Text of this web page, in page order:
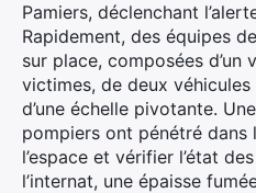
Pamiers, déclenchant
Rapidement, des équipes
sur place, composées d’un
victimes, de deux
d’une échelle pivotante.
pompiers ont pénétré
l’espace et vérifier l’état
l’internat, une épaisse